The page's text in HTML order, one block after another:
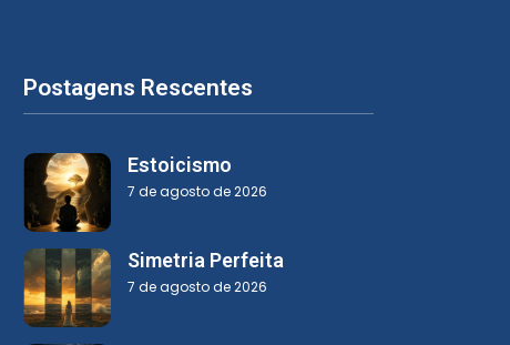
Postagens Rescentes
Estoicismo
7 de agosto de 2026
Simetria Perfeita
7 de agosto de 2026